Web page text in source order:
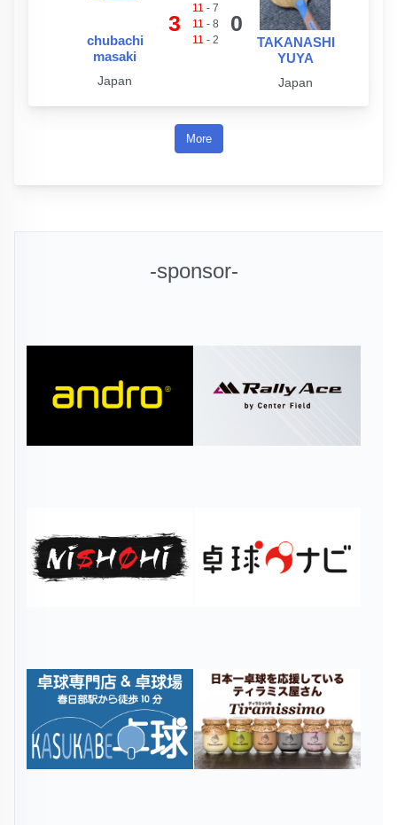
chubachi
masaki
Japan
3
11 - 7
11 - 8
11 - 2
0
TAKANASHI
YUYA
Japan
More
-sponsor-